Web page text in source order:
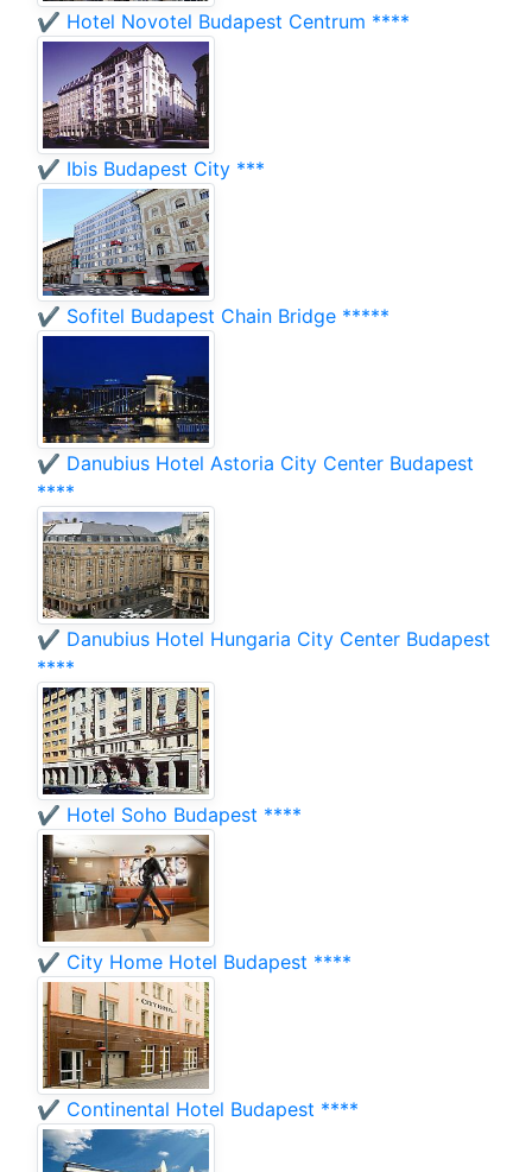
✔️ Hotel Novotel Budapest Centrum ****
✔️ Ibis Budapest City ***
✔️ Sofitel Budapest Chain Bridge *****
✔️ Danubius Hotel Astoria City Center Budapest
****
✔️ Danubius Hotel Hungaria City Center Budapest
****
✔️ Hotel Soho Budapest ****
✔️ City Home Hotel Budapest ****
✔️ Continental Hotel Budapest ****